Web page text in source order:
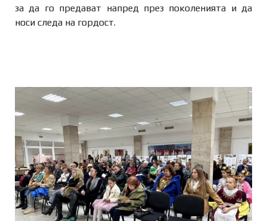
за да го предават напред през поколенията и да
носи следа на гордост.